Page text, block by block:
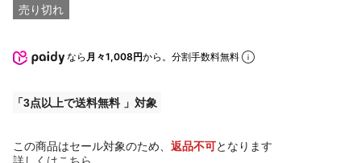
売り切れ
なら 月々1,008円から。分割手数料無料
3点以上で送料無料
この商品はセール対象のため、 返品不可となります